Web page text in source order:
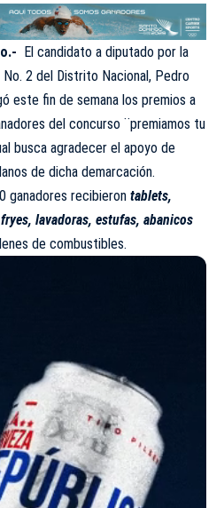
El candidato a diputado por la
2 del Distrito Nacional, Pedro
este fin de semana los premios a
del concurso ¨premiamos tu
busca agradecer el apoyo de
de dicha demarcación.
ganadores recibieron tablets,
lavadoras, estufas, abanicos
de combustibles.